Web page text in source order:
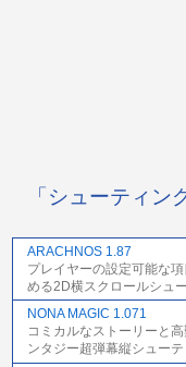
「シューティン
ARACHNOS 1.87
プレイヤーの設定可能な
める2D横スクロールシュ
NONA MAGIC 1.071
コミカルなストーリーと
ンタジー超弾幕縦シューテ